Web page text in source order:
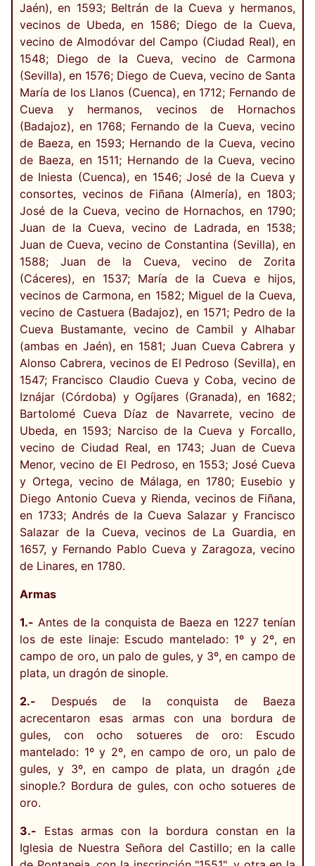
Jaén), en 1593; Beltrán de la Cueva y hermanos,
vecinos de Ubeda, en 1586; Diego de la Cueva,
vecino de Almodóvar del Campo (Ciudad Real), en
1548; Diego de la Cueva, vecino de Carmona
(Sevilla), en 1576; Diego de Cueva, vecino de Santa
María de los Llanos (Cuenca), en 1712; Fernando de
Cueva y hermanos, vecinos de Hornachos
(Badajoz), en 1768; Fernando de la Cueva, vecino
de Baeza, en 1593; Hernando de la Cueva, vecino
de Baeza, en 1511; Hernando de la Cueva, vecino
de Iniesta (Cuenca), en 1546; José de la Cueva y
consortes, vecinos de Fiñana (Almería), en 1803;
José de la Cueva, vecino de Hornachos, en 1790;
Juan de la Cueva, vecino de Ladrada, en 1538;
Juan de Cueva, vecino de Constantina (Sevilla), en
1588; Juan de la Cueva, vecino de Zorita
(Cáceres), en 1537; María de la Cueva e hijos,
vecinos de Carmona, en 1582; Miguel de la Cueva,
vecino de Castuera (Badajoz), en 1571; Pedro de la
Cueva Bustamante, vecino de Cambil y Alhabar
(ambas en Jaén), en 1581; Juan Cueva Cabrera y
Alonso Cabrera, vecinos de El Pedroso (Sevilla), en
1547; Francisco Claudio Cueva y Coba, vecino de
Iznájar (Córdoba) y Ogíjares (Granada), en 1682;
Bartolomé Cueva Díaz de Navarrete, vecino de
Ubeda, en 1593; Narciso de la Cueva y Forcallo,
vecino de Ciudad Real, en 1743; Juan de Cueva
Menor, vecino de El Pedroso, en 1553; José Cueva
y Ortega, vecino de Málaga, en 1780; Eusebio y
Diego Antonio Cueva y Rienda, vecinos de Fiñana,
en 1733; Andrés de la Cueva Salazar y Francisco
Salazar de la Cueva, vecinos de La Guardia, en
1657, y Fernando Pablo Cueva y Zaragoza, vecino
de Linares, en 1780.
Armas
1.- Antes de la conquista de Baeza en 1227 tenían
los de este linaje: Escudo mantelado: 1º y 2º, en
campo de oro, un palo de gules, y 3º, en campo de
plata, un dragón de sinople.
2.- Después de la conquista de Baeza
acrecentaron esas armas con una bordura de
gules, con ocho sotueres de oro: Escudo
mantelado: 1º y 2º, en campo de oro, un palo de
gules, y 3º, en campo de plata, un dragón ¿de
sinople.? Bordura de gules, con ocho sotueres de
oro.
3.- Estas armas con la bordura constan en la
Iglesia de Nuestra Señora del Castillo; en la calle